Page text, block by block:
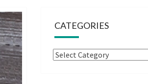
CATEGORIES
Categories